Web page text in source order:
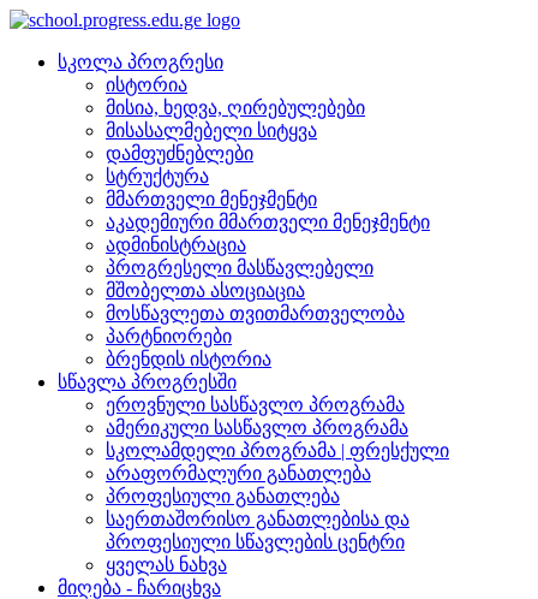
სკოლა პროგრესი
ისტორია
მისია, ხედვა, ღირებულებები
მისასალმებელი სიტყვა
დამფუძნებლები
სტრუქტურა
მმართველი მენეჯმენტი
აკადემიური მმართველი მენეჯმენტი
ადმინისტრაცია
პროგრესელი მასწავლებელი
მშობელთა ასოციაცია
მოსწავლეთა თვითმართველობა
პარტნიორები
ბრენდის ისტორია
სწავლა პროგრესში
ეროვნული სასწავლო პროგრამა
ამერიკული სასწავლო პროგრამა
სკოლამდელი პროგრამა | ფრესქული
არაფორმალური განათლება
პროფესიული განათლება
საერთაშორისო განათლებისა და
პროფესიული სწავლების ცენტრი
ყველას ნახვა
მიღება - ჩარიცხვა